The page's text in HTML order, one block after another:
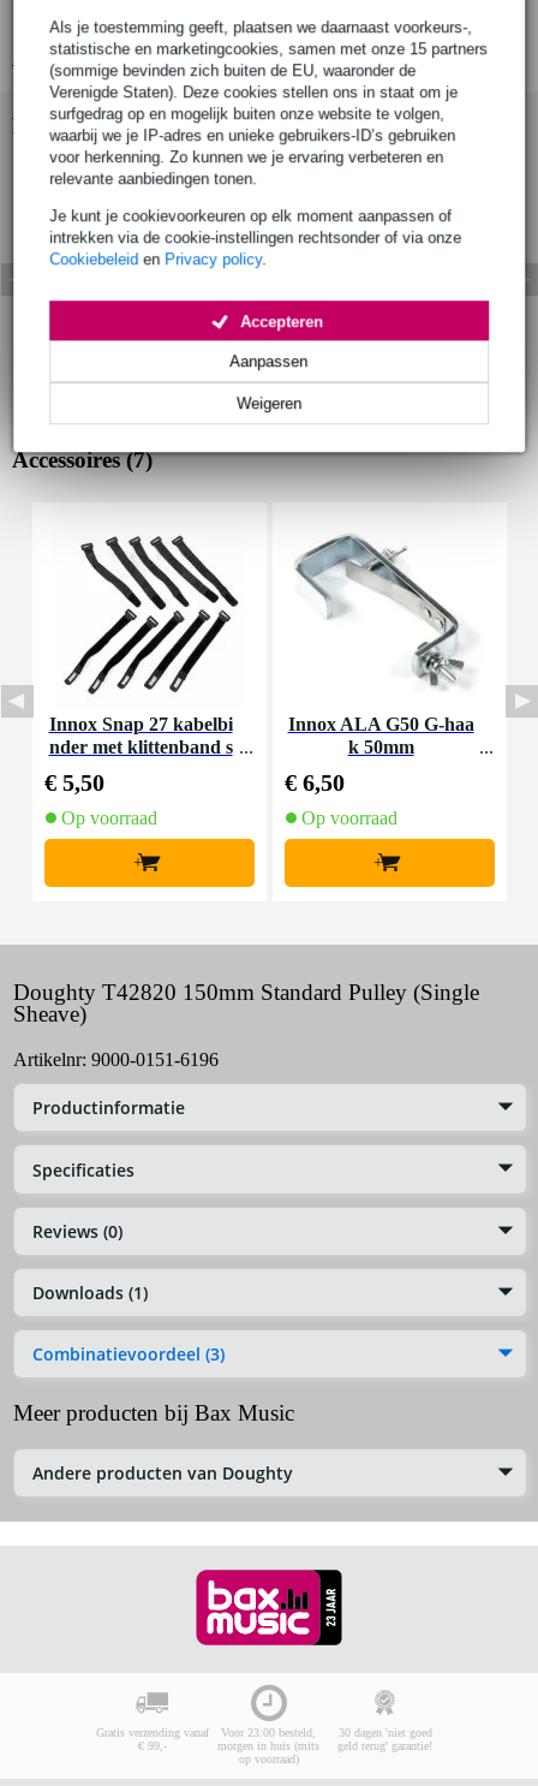
Als je toestemming geeft, plaatsen we daarnaast voorkeurs-,
statistische en marketingcookies, samen met onze 15 partners
(sommige bevinden zich buiten de EU, waaronder de
Verenigde Staten). Deze cookies stellen ons in staat om je
surfgedrag op en mogelijk buiten onze website te volgen,
waarbij we je IP-adres en unieke gebruikers-ID’s gebruiken
voor herkenning. Zo kunnen we je ervaring verbeteren en
relevante aanbiedingen tonen.
Je kunt je cookievoorkeuren op elk moment aanpassen of
intrekken via de cookie-instellingen rechtsonder of via onze
Cookiebeleid en Privacy policy.
Weigeren
Aanpassen
Accepteren
platen van CR4 staal
Bekijk alle productspecificaties
Bekijk ook eens (4)
Accessoires (7)
Innox Snap 27 kabelbi
nder met klittenband s
€ 5,50
Op voorraad
+
Innox ALA G50 G-haa
k 50mm
€ 6,50
Op voorraad
+
Doughty T42820 150mm Standard Pulley (Single
Sheave)
Artikelnr: 9000-0151-6196
Productinformatie
Specificaties
Reviews (0)
Downloads (1)
Combinatievoordeel (3)
Meer producten bij Bax Music
Andere producten van Doughty
Gratis verzending vanaf
€ 99,-
Voor 23:00 besteld,
morgen in huis (mits
op voorraad)
30 dagen 'niet goed
geld terug' garantie!